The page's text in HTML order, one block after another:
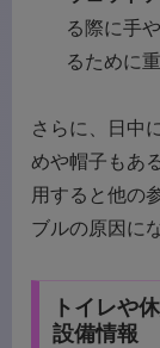
る際に手
るために
さらに、日中
めや帽子もあ
用すると他の
ブルの原因に
トイレや
設備情報